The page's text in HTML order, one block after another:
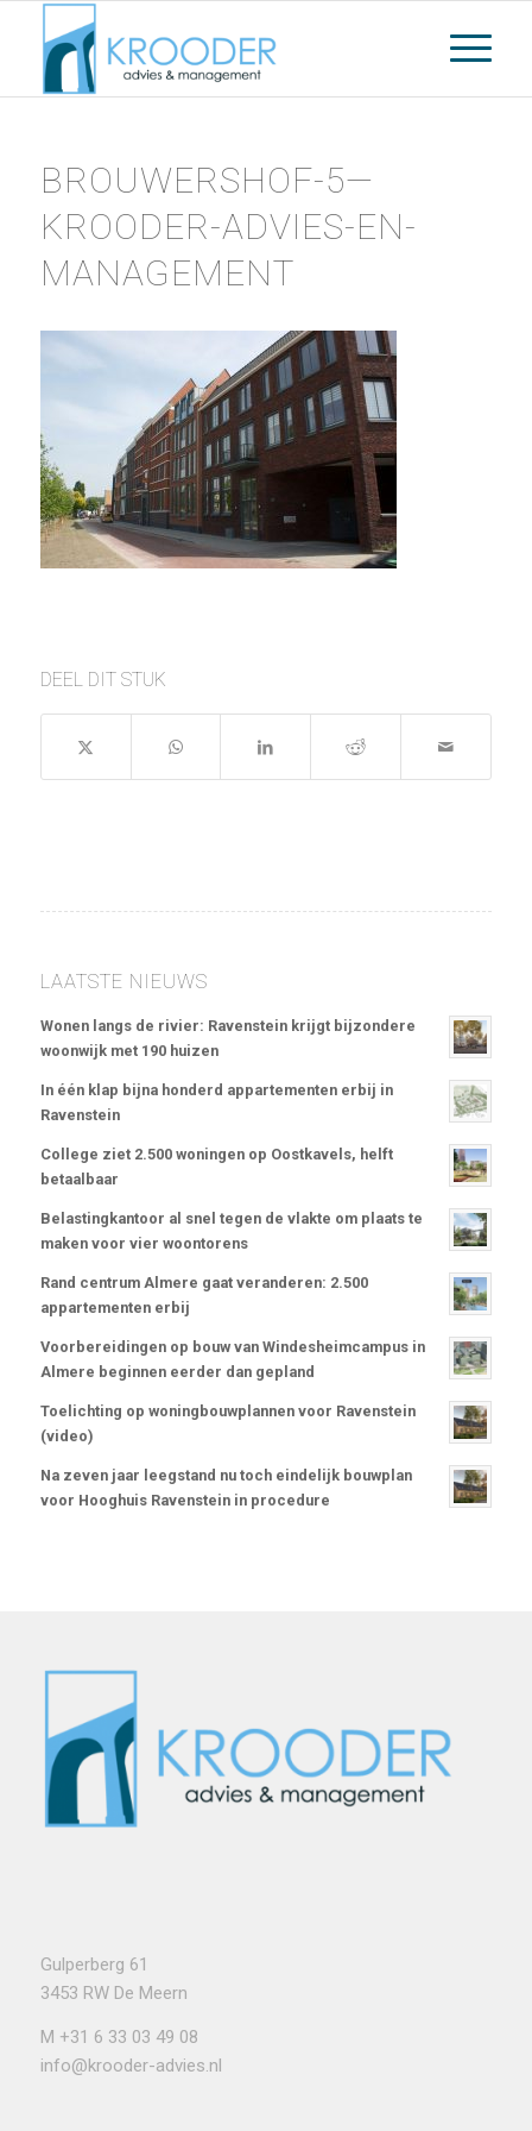
BROUWERSHOF-5—
KROODER-ADVIES-EN-
MANAGEMENT
DEEL DIT STUK
LAATSTE NIEUWS
Wonen langs de rivier: Ravenstein krijgt bijzondere
woonwijk met 190 huizen
In één klap bijna honderd appartementen erbij in
Ravenstein
College ziet 2.500 woningen op Oostkavels, helft
betaalbaar
Belastingkantoor al snel tegen de vlakte om plaats te
maken voor vier woontorens
Rand centrum Almere gaat veranderen: 2.500
appartementen erbij
Voorbereidingen op bouw van Windesheimcampus in
Almere beginnen eerder dan gepland
Toelichting op woningbouwplannen voor Ravenstein
(video)
Na zeven jaar leegstand nu toch eindelijk bouwplan
voor Hooghuis Ravenstein in procedure
Gulperberg 61
3453 RW De Meern
M +31 6 33 03 49 08
info@krooder-advies.nl